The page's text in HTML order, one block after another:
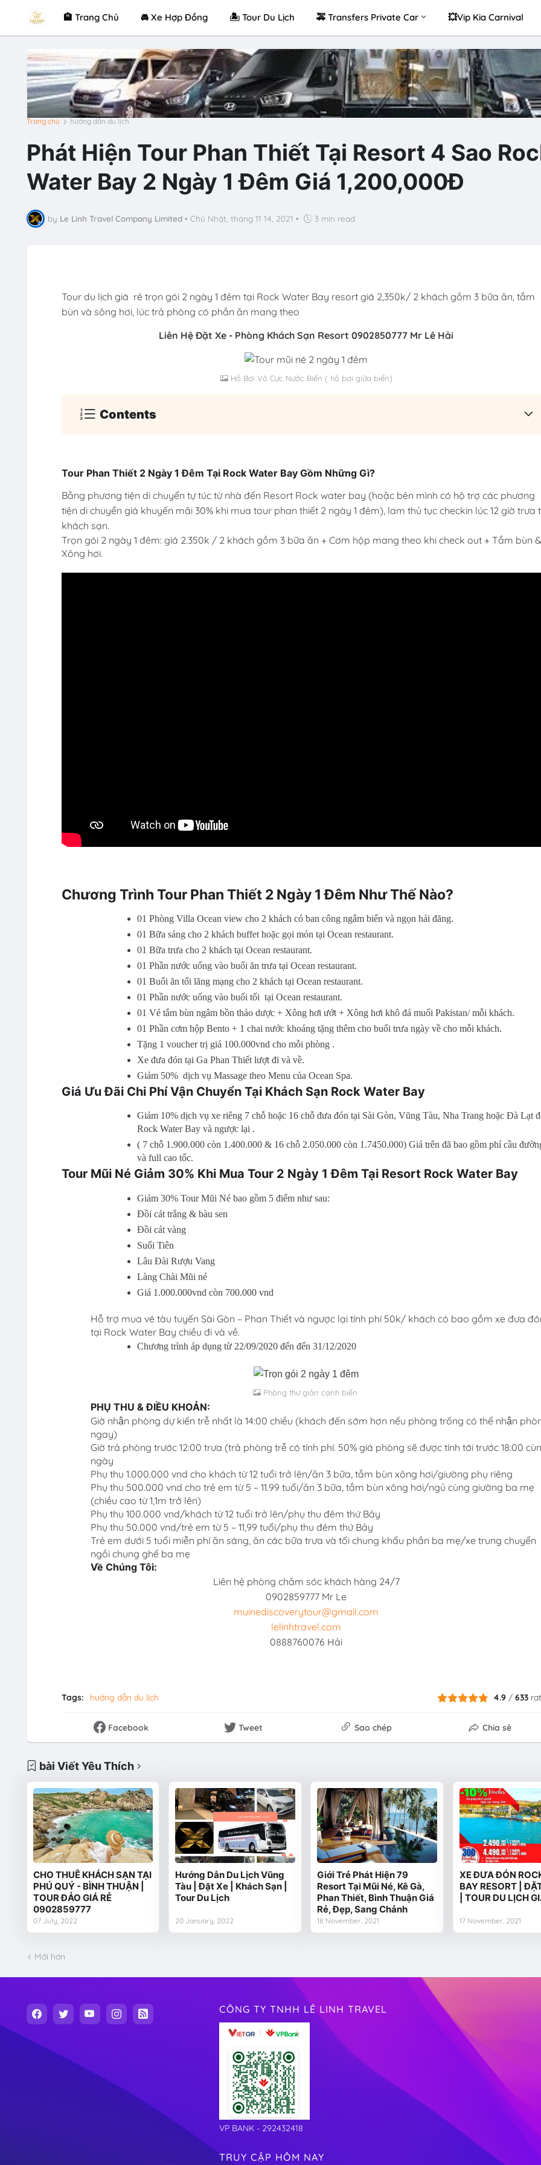
🏨 Trang Chủ 🚘 Xe Hợp Đồng 🏝 Tour Du Lịch 🚕 Transfers Private Car 💥Vip Kia Carnival
Trang chủ hướng dẫn du lịch
Phát Hiện Tour Phan Thiết Tại Resort 4 Sao
Water Bay 2 Ngày 1 Đêm Giá 1,200,000Đ
by Le Linh Travel Company Limited • Chủ Nhật, tháng 11 14, 2021 • 3 min read
Tour du lịch giá rẻ trọn gói 2 ngày 1 đêm tại Rock Water Bay resort giá 2,350k/ 2 khách gồm 3 bữa ăn, tắm
bùn và sông hơi, lúc trả phòng có phần ăn mang theo
Liên Hệ Đặt Xe - Phòng Khách Sạn Resort 0902850777 Mr Lê Hải
Hồ Bơi Vô Cực Nước Biển ( hồ bơi giữa biển)
Contents
Tour Phan Thiết 2 Ngày 1 Đêm Tại Rock Water Bay Gồm Những Gì?
Bằng phương tiện di chuyển tự túc từ nhà đến Resort Rock water bay (hoặc bên mình có hộ trợ các phương
tiện di chuyển giá khuyến mãi 30% khi mua tour phan thiết 2 ngày 1 đêm), lam thủ tục checkin lúc 12 giờ trưa
khách sạn.
Trọn gói 2 ngày 1 đêm: giá 2.350k / 2 khách gồm 3 bữa ăn + Cơm hộp mang theo khi check out + Tắm bùn &
Xông hơi.
Chương Trình Tour Phan Thiết 2 Ngày 1 Đêm Như Thế Nào?
01 Phòng Villa Ocean view cho 2 khách có ban công ngắm biển và ngọn hải đăng.
01 Bữa sáng cho 2 khách buffet hoặc gọi món tại Ocean restaurant.
01 Bữa trưa cho 2 khách tại Ocean restaurant.
01 Phần nước uống vào buổi ăn trưa tại Ocean restaurant.
01 Buổi ăn tối lãng mạng cho 2 khách tại Ocean restaurant.
01 Phần nước uống vào buổi tối  tại Ocean restaurant.
01 Vé tắm bùn ngâm bồn thảo dược + Xông hơi ướt + Xông hơi khô đá muối Pakistan/ mỗi khách.
01 Phần cơm hộp Bento + 1 chai nước khoáng tặng thêm cho buổi trưa ngày về cho mỗi khách.
Tặng 1 voucher trị giá 100.000vnd cho mỗi phòng .
Xe đưa đón tại Ga Phan Thiết lượt đi và về.
Giảm 50%  dịch vụ Massage theo Menu của Ocean Spa.
Giá Ưu Đãi Chi Phí Vận Chuyển Tại Khách Sạn Rock Water Bay
Giảm 10% dịch vụ xe riêng 7 chỗ hoặc 16 chỗ đưa đón tại Sài Gòn, Vũng Tàu, Nha Trang hoặc Đà Lạt
Rock Water Bay và ngược lại .
( 7 chỗ 1.900.000 còn 1.400.000 & 16 chỗ 2.050.000 còn 1.7450.000) Giá trên đã bao gồm phí cầu
và full cao tốc.
Tour Mũi Né Giảm 30% Khi Mua Tour 2 Ngày 1 Đêm Tại Resort Rock Water Bay
Giảm 30% Tour Mũi Né bao gồm 5 điểm như sau:
Đồi cát trắng & bàu sen
Đồi cát vàng
Suối Tiên
Lâu Đài Rượu Vang
Làng Chài Mũi né
Giá 1.000.000vnd còn 700.000 vnd
Hỗ trợ mua vé tàu tuyến Sài Gòn – Phan Thiết và ngược lại tính phí 50k/ khách có bao gồm xe đưa
tại Rock Water Bay chiều đi và về.
Chương trình áp dụng từ 22/09/2020 đến đến 31/12/2020
Phòng thư giản cạnh biển
PHỤ THU & ĐIỀU KHOẢN:
Giờ nhận phòng dự kiến trễ nhất là 14:00 chiều (khách đến sớm hơn nếu phòng trống có thể nhận
ngay)
Giờ trả phòng trước 12:00 trưa (trả phòng trễ có tính phí. 50% giá phòng sẽ được tính tới trước 18:00
ngày
Phụ thu 1.000.000 vnd cho khách từ 12 tuổi trở lên/ăn 3 bữa, tắm bùn xông hơi/giường phụ riêng
Phụ thu 500.000 vnd cho trẻ em từ 5 – 11.99 tuổi/ăn 3 bữa, tắm bùn xông hơi/ngủ cùng giường ba mẹ
(chiều cao từ 1,1m trở lên)
Phụ thu 100.000 vnd/khách từ 12 tuổi trở lên/phụ thu đêm thứ Bảy
Phụ thu 50.000 vnd/trẻ em từ 5 – 11,99 tuổi/phụ thu đêm thứ Bảy
Trẻ em dưới 5 tuổi miễn phí ăn sáng, ăn các bữa trưa và tối chung khẩu phần ba mẹ/xe trung chuyển
ngồi chung ghế ba mẹ
Về Chúng Tôi:
Liên hệ phòng chăm sóc khách hàng 24/7
0902859777 Mr Le
muinediscoverytour@gmail.com
lelinhtravel.com
0888760076 Hải
Tags: hướng dẫn du lịch 4.9 /633
Facebook Tweet Sao chép Chia sẻ
bài Viết Yêu Thích
CHO THUÊ KHÁCH SẠN TẠI
PHÚ QUÝ - BÌNH THUẬN |
TOUR ĐẢO GIÁ RẺ
0902859777
07 July, 2022
Hướng Dẫn Du Lịch Vũng
Tàu | Đặt Xe | Khách Sạn |
Tour Du Lịch
20 January, 2022
Giới Trẻ Phát Hiện 79
Resort Tại Mũi Né, Kê Gà,
Phan Thiết, Bình Thuận Giá
Rẻ, Đẹp, Sang Chảnh
18 November, 2021
XE ĐƯA ĐÓN
BAY RESORT |
| TOUR DU LỊCH
17 November, 2021
Mới hơn
CÔNG TY TNHH LÊ LINH TRAVEL
VP BANK - 292432418
TRUY CẬP HÔM NAY